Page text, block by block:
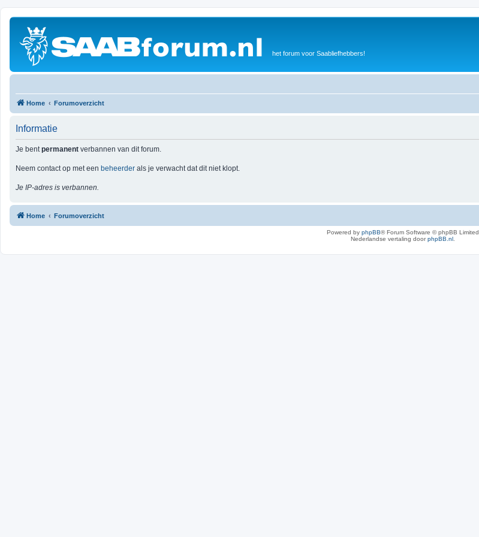
het forum voor Saabliefhebbers!
Home Forumoverzicht
Informatie
Je bentpermanent verbannen van dit forum.
Neem contact op met een beheerder als je verwacht dat dit niet klopt.
Je IP-adres is verbannen.
Home Forumoverzicht
Powered by phpBB® Forum Software © phpBB Limited
Nederlandse vertaling doorphpBB.nl